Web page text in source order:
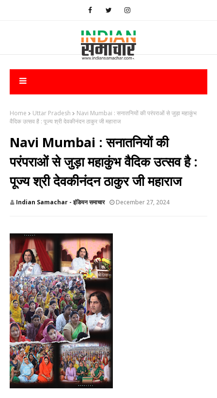
Home Uttar Pradesh
Navi Mumbai : सनातनियों की परंपराओं से जुड़ा महाकुंभ
वैदिक उत्सव है : पूज्य श्री देवकीनंदन ठाकुर जी महाराज
Navi Mumbai : सनातनियों की
परंपराओं से जुड़ा महाकुंभ वैदिक उत्सव है :
पूज्य श्री देवकीनंदन ठाकुर जी महाराज
Indian Samachar - इंडियन समाचार December 27, 2024